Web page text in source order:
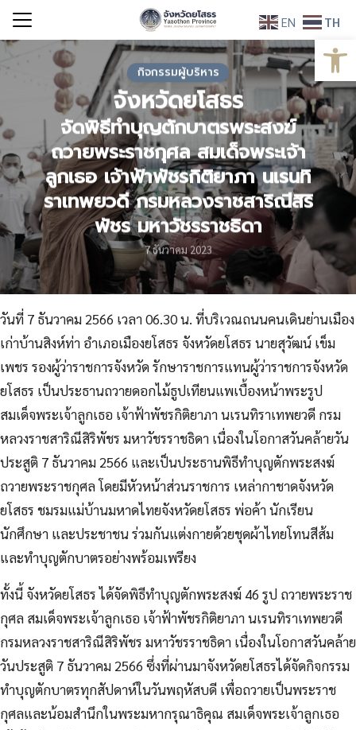
Skip
content
Search
กิจกรรมผู้บริหาร
จังหวัดยโสธร
จัดพิธีทำบุญตักบาตรพระสงฆ์
ถวายพระราชกุศล สมเด็จพระเจ้า
ลูกเธอ เจ้าฟ้าพัชรกิติยาภา นเรนทิ
ราเทพยวดี กรมหลวงราชสาริณีสิริ
พัชร มหาวัชรราชธิดา
7 ธันวาคม 2023
วันที่ 7 ธันวาคม 2566 เวลา 06.30 น. ที่บริเวณถนนคนเดินย่านเมือง
เก่าบ้านสิงห์ท่า อำเภอเมืองยโสธร จังหวัดยโสธร นายสุวัฒน์ เข็ม
เพชร รองผู้ว่าราชการจังหวัด รักษาราชการแทนผู้ว่าราชการจังหวัด
ยโสธร เป็นประธานถวายดอกไม้ธูปเทียนแพเบื้องหน้าพระรูป
สมเด็จพระเจ้าลูกเธอ เจ้าฟ้าพัชรกิติยาภา นเรนทิราเทพยวดี กรม
หลวงราชสาริณีสิริพัชร มหาวัชรราชธิดา เนื่องในโอกาสวันคล้ายวัน
ประสูติ 7 ธันวาคม 2566 และเป็นประธานพิธีทำบุญตักพระสงฆ์
ถวายพระราชกุศล โดยมีหัวหน้าส่วนราชการ เหล่ากาชาดจังหวัด
ยโสธร ชมรมแม่บ้านมหาดไทยจังหวัดยโสธร พ่อค้า นักเรียน
นักศึกษา และประชาชน ร่วมกันแต่งกายด้วยชุดผ้าไทยโทนสีส้ม
และทำบุญตักบาตรอย่างพร้อมเพรียง
ทั้งนี้ จังหวัดยโสธร ได้จัดพิธีทำบุญตักพระสงฆ์ 46 รูป ถวายพระราช
กุศล สมเด็จพระเจ้าลูกเธอ เจ้าฟ้าพัชรกิติยาภา นเรนทิราเทพยวดี
กรมหลวงราชสาริณีสิริพัชร มหาวัชรราชธิดา เนื่องในโอกาสวันคล้าย
วันประสูติ 7 ธันวาคม 2566 ซึ่งที่ผ่านมาจังหวัดยโสธรได้จัดกิจกรรม
ทำบุญตักบาตรทุกสัปดาห์ในวันพฤหัสบดี เพื่อถวายเป็นพระราช
กุศลและน้อมสำนึกในพระมหากรุณาธิคุณ สมเด็จพระเจ้าลูกเธอ
EN TH